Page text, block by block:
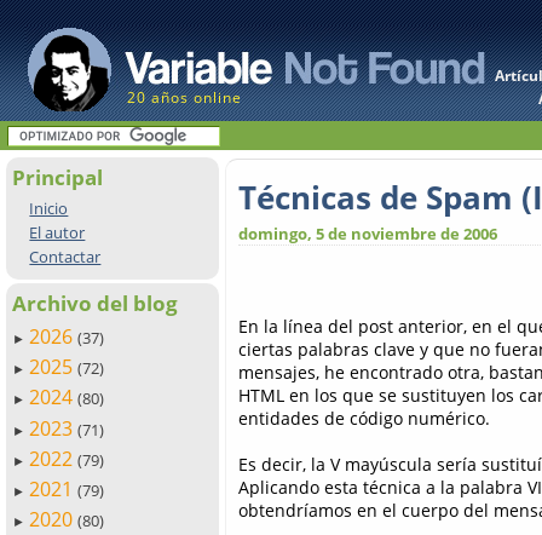
20 años online
Principal
Inicio
El autor
Contactar
Archivo del blog
► 2026 (37)
► 2025 (72)
► 2024 (80)
► 2023 (71)
► 2022 (79)
► 2021 (79)
► 2020 (80)
Técnicas de Spam
domingo, 5 de noviembre de 2006
En la línea del post anterior, en el
ciertas palabras clave y que no
mensajes, he encontrado otra,
HTML en los que se sustituyen los
entidades de código numérico.
Es decir, la V mayúscula sería
Aplicando esta técnica a la palabra
obtendríamos en el cuerpo del